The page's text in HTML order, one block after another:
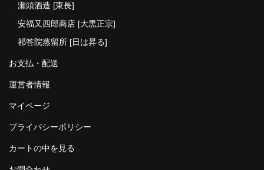
瀬頭酒造 [東長]
安福又四郎商店 [大黒正宗]
祁答院蒸留所 [日は昇る]
お支払・配送
運営者情報
マイページ
プライバシーポリシー
カートの中を見る